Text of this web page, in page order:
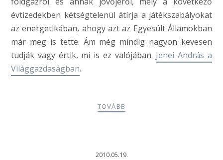
évtizedekben kétségtelenül átírja a játékszabályokat
az energetikában, ahogy azt az Egyesült Államokban
már meg is tette. Ám még mindig nagyon kevesen
tudják vagy értik, mi is ez valójában. Jenei András a
Világgazdaságban.
TOVÁBB
2010.05.19.